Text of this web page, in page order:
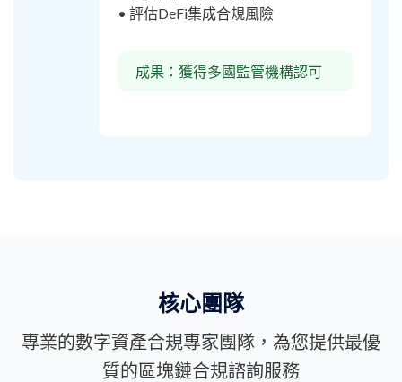
• 評估DeFi集成合規風險
成果：獲得多國監管機構認可
核心團隊
專業的數字資產合規專家團隊，為您提供最優
質的區塊鏈合規諮詢服務